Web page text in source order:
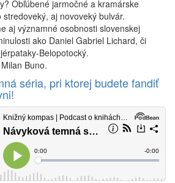
Obľúbené jarmočné a kramárske
stredoveký, aj novoveký bulvár.
aj významné osobnosti slovenskej
ako Daniel Gabriel Lichard, či
Belopotocký.
Buno.
séria, pri ktorej budete fandiť